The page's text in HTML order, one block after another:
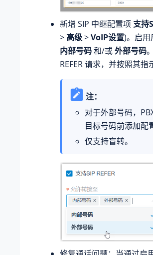
新增 SIP 中继配置项 支持
> 高级>VoIP设置)。启
内部号码和/或外部号码
REFER 请求，并按照其
注：
对于外部号码，
目标号码前添加配
仅支持盲转。